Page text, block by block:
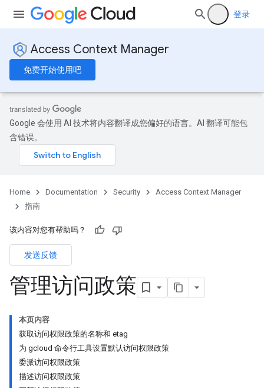
登录
Access Context Manager
免费开始使用吧
Google 会使用 AI 技术将内容翻译成您偏好的语言。AI 翻译可能包
含错误。
Home Documentation Security
Access Context Manager
指南
该内容对您有帮助吗？
发送反馈
管理访问政策
本页内容
获取访问权限政策的名称和 etag
为 gcloud 命令行工具设置默认访问权限政策
委派访问权限政策
描述访问权限政策